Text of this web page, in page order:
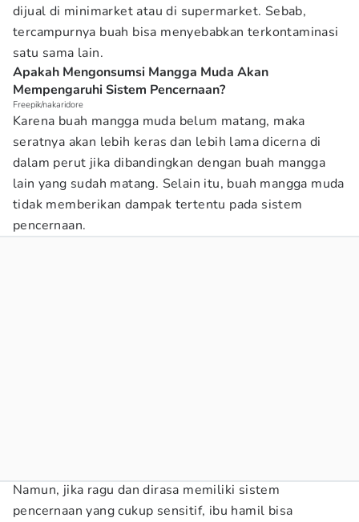
dijual di minimarket atau di supermarket. Sebab,
tercampurnya buah bisa menyebabkan terkontaminasi
satu sama lain.
Apakah Mengonsumsi Mangga Muda Akan
Mempengaruhi Sistem Pencernaan?
Freepik/nakaridore
Karena buah mangga muda belum matang, maka
seratnya akan lebih keras dan lebih lama dicerna di
dalam perut jika dibandingkan dengan buah mangga
lain yang sudah matang. Selain itu, buah mangga muda
tidak memberikan dampak tertentu pada sistem
pencernaan.
Namun, jika ragu dan dirasa memiliki sistem
pencernaan yang cukup sensitif, ibu hamil bisa